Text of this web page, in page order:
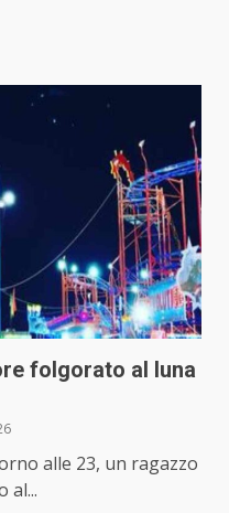
folgorato al luna
alle 23, un ragazzo
al...